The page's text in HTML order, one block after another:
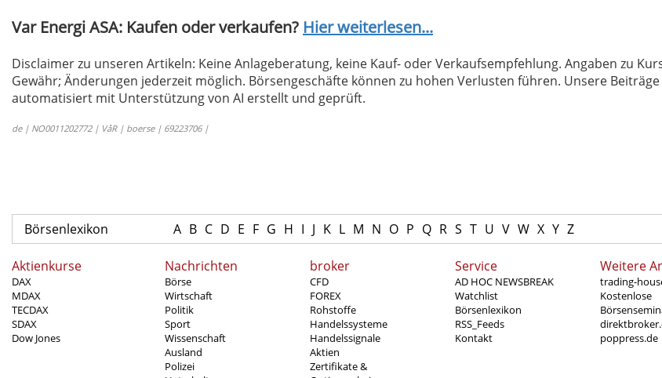
Var Energi ASA: Kaufen oder verkaufen? Hier weiterlesen...
Disclaimer zu unseren Artikeln: Keine Anlageberatung, keine Kauf- oder Verkaufsempfehlung. Angaben zu
Gewähr; Änderungen jederzeit möglich. Börsengeschäfte können zu hohen Verlusten führen. Unsere
automatisiert mit Unterstützung von AI erstellt und geprüft.
de | NO0011202772 | VåR | boerse | 69223706 |
Börsenlexikon A B C D E F G H I J K L M N O P Q R S T U V W X Y Z
Aktienkurse
DAX
MDAX
TECDAX
SDAX
Dow Jones
Nachrichten
Börse
Wirtschaft
Politik
Sport
Wissenschaft
Ausland
Polizei
broker
CFD
FOREX
Rohstoffe
Handelssysteme
Handelssignale
Aktien
Zertifikate &
Service
AD HOC NEWSBREAK
Watchlist
Börsenlexikon
RSS_Feeds
Kontakt
Weitere
trading-
Kostenlose
poppress.de